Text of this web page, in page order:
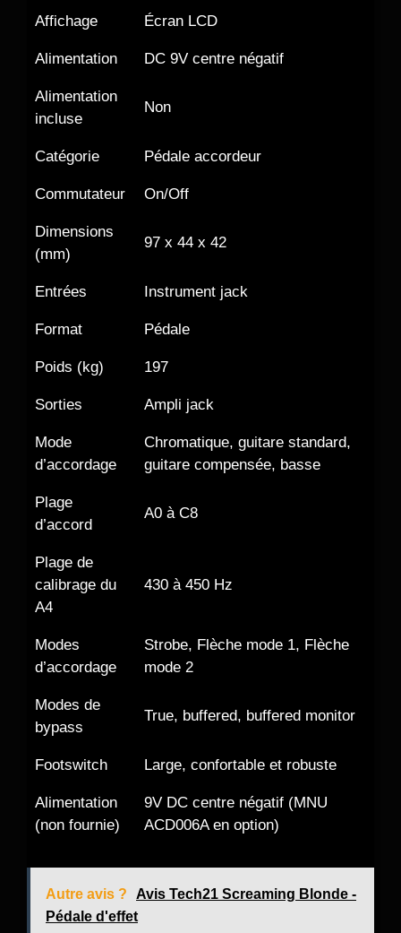
Affichage Écran LCD
Alimentation DC 9V centre négatif
Alimentation
incluse
Non
Catégorie Pédale accordeur
Commutateur On/Off
Dimensions
(mm)
97 x 44 x 42
Entrées Instrument jack
Format Pédale
Poids (kg) 197
Sorties Ampli jack
Mode
d’accordage
Chromatique, guitare standard,
guitare compensée, basse
Plage
d’accord
A0 à C8
Plage de
calibrage du
A4
430 à 450 Hz
Modes
d’accordage
Strobe, Flèche mode 1, Flèche
mode 2
Modes de
bypass
True, buffered, buffered monitor
Footswitch Large, confortable et robuste
Alimentation
(non fournie)
9V DC centre négatif (MNU
ACD006A en option)
Autre avis ?
Avis Tech21 Screaming Blonde -
Pédale d'effet